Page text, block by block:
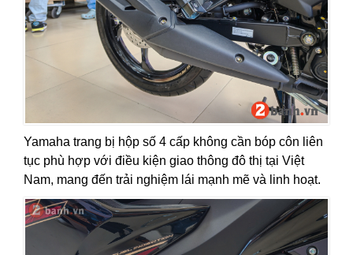
Yamaha trang bị hộp số 4 cấp không cần bóp côn liên
tục phù hợp với điều kiện giao thông đô thị tại Việt
Nam, mang đến trải nghiệm lái mạnh mẽ và linh hoạt.